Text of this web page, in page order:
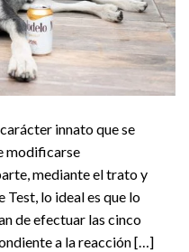
innato que se
modificarse
mediante el trato y
Test, lo ideal es que lo
de efectuar las cinco
a la reacción […]